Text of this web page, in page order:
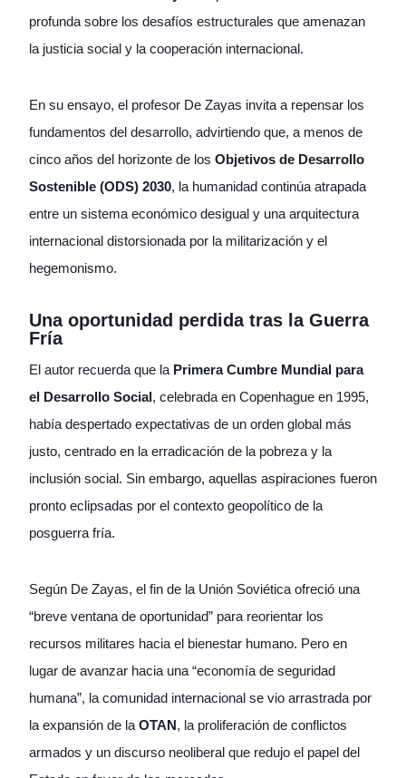
profunda sobre los desafíos estructurales que amenazan
la justicia social y la cooperación internacional.
En su ensayo, el profesor De Zayas invita a repensar los
fundamentos del desarrollo, advirtiendo que, a menos de
cinco años del horizonte de los Objetivos de Desarrollo
Sostenible (ODS) 2030, la humanidad continúa atrapada
entre un sistema económico desigual y una arquitectura
internacional distorsionada por la militarización y el
hegemonismo.
Una oportunidad perdida tras la Guerra
Fría
El autor recuerda que la Primera Cumbre Mundial para
el Desarrollo Social, celebrada en Copenhague en 1995,
había despertado expectativas de un orden global más
justo, centrado en la erradicación de la pobreza y la
inclusión social. Sin embargo, aquellas aspiraciones fueron
pronto eclipsadas por el contexto geopolítico de la
posguerra fría.
Según De Zayas, el fin de la Unión Soviética ofreció una
“breve ventana de oportunidad” para reorientar los
recursos militares hacia el bienestar humano. Pero en
lugar de avanzar hacia una “economía de seguridad
humana”, la comunidad internacional se vio arrastrada por
la expansión de la OTAN, la proliferación de conflictos
armados y un discurso neoliberal que redujo el papel del